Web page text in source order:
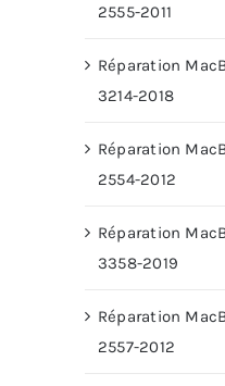
2555-2011
Réparation
3214-2018
Réparation
2554-2012
Réparation
3358-2019
Réparation
2557-2012